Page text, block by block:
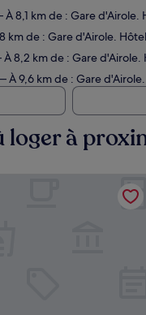
8,1 km de : Gare d'Airole.
km de : Gare d'Airole.
8,2 km de : Gare d'Airole.
À 9,6 km de : Gare
loger à